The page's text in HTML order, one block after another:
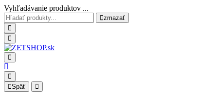
Vyhľadávanie produktov ...
zmazať
Späť